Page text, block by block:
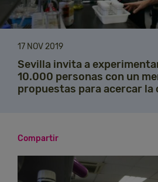
17 NOV 2019
Sevilla invita a
10.000 personas con un
propuestas para acercar la
Compartir